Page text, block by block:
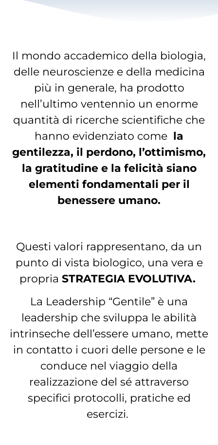
Il mondo accademico della biologia,
delle neuroscienze e della medicina
più in generale, ha prodotto
nell’ultimo ventennio un enorme
quantità di ricerche scientifiche che
hanno evidenziato come la
gentilezza, il perdono, l’ottimismo,
la gratitudine e la felicità siano
elementi fondamentali per il
benessere umano.
Questi valori rappresentano, da un
punto di vista biologico, una vera e
propria STRATEGIA EVOLUTIVA.
La Leadership “Gentile” è una
leadership che sviluppa le abilità
intrinseche dell’essere umano, mette
in contatto i cuori delle persone e le
conduce nel viaggio della
realizzazione del sé attraverso
specifici protocolli, pratiche ed
esercizi.